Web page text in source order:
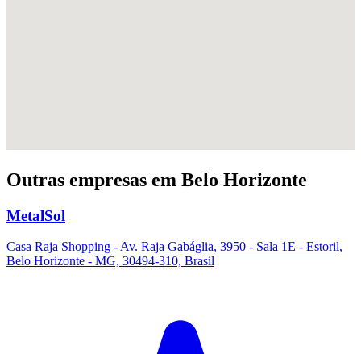
Outras empresas em Belo Horizonte
MetalSol
Casa Raja Shopping - Av. Raja Gabáglia, 3950 - Sala 1E - Estoril,
Belo Horizonte - MG, 30494-310, Brasil